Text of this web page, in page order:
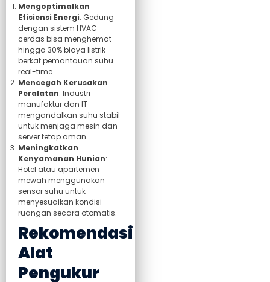
Mengoptimalkan
Efisiensi Energi: Gedung
dengan sistem HVAC
cerdas bisa menghemat
hingga 30% biaya listrik
berkat pemantauan suhu
real-time.
Mencegah Kerusakan
Peralatan: Industri
manufaktur dan IT
mengandalkan suhu stabil
untuk menjaga mesin dan
server tetap aman.
Meningkatkan
Kenyamanan Hunian:
Hotel atau apartemen
mewah menggunakan
sensor suhu untuk
menyesuaikan kondisi
ruangan secara otomatis.
Rekomendasi
Alat
Pengukur